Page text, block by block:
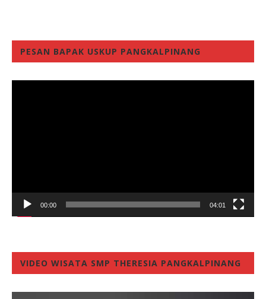
PESAN BAPAK USKUP PANGKALPINANG
00:00 04:01
VIDEO WISATA SMP THERESIA PANGKALPINANG